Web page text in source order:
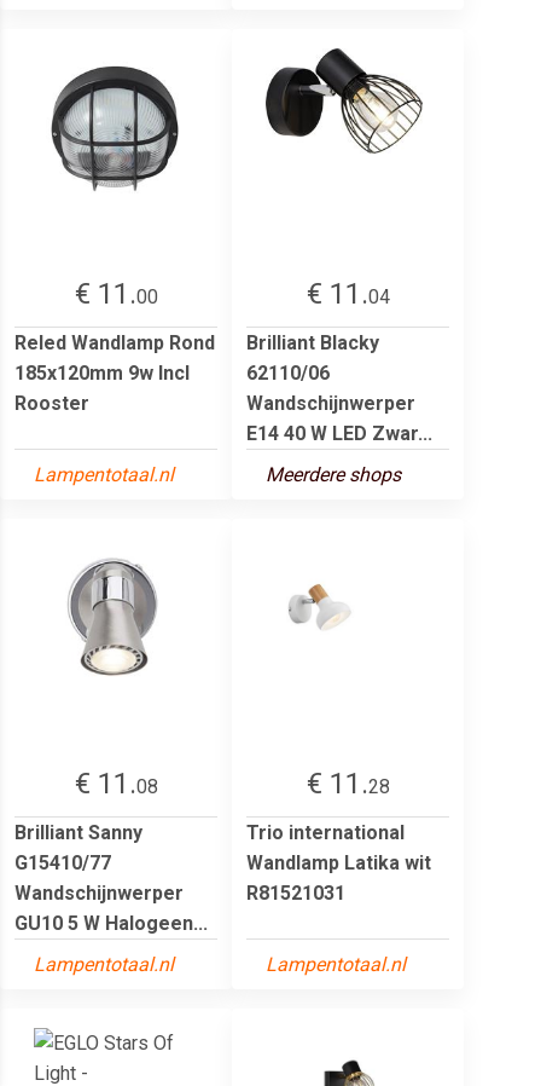
€ 11.00
Reled Wandlamp Rond
185x120mm 9w Incl
Rooster
Lampentotaal.nl
€ 11.04
Brilliant Blacky
62110/06
Wandschijnwerper
E14 40 W LED Zwar...
Meerdere shops
€ 11.08
Brilliant Sanny
G15410/77
Wandschijnwerper
GU10 5 W Halogeen...
Lampentotaal.nl
€ 11.28
Trio international
Wandlamp Latika wit
R81521031
Lampentotaal.nl